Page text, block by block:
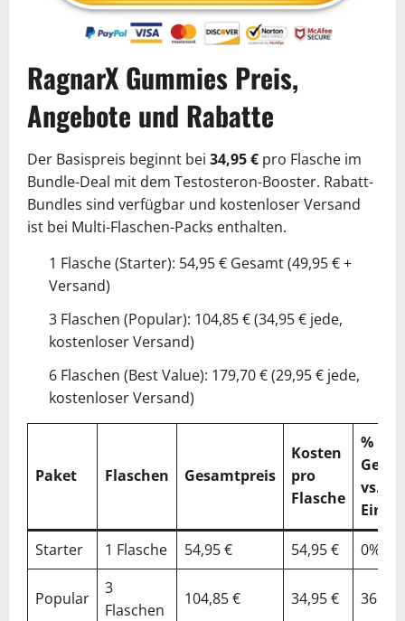
RagnarX Gummies Preis,
Angebote und Rabatte
Der Basispreis beginnt bei 34,95 € pro Flasche im
Bundle-Deal mit dem Testosteron-Booster. Rabatt-
Bundles sind verfügbar und kostenloser Versand
ist bei Multi-Flaschen-Packs enthalten.
1 Flasche (Starter): 54,95 € Gesamt (49,95 € +
Versand)
3 Flaschen (Popular): 104,85 € (34,95 € jede,
kostenloser Versand)
6 Flaschen (Best Value): 179,70 € (29,95 € jede,
kostenloser Versand)
Paket Flaschen Gesamtpreis
Kosten
pro
Flasche
%
vs.
Einzel
Starter
1 Flasche 54,95 € 54,95 € 0%
Popular
3
Flaschen
104,85 € 34,95 € 36%